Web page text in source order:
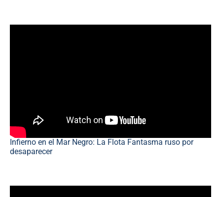
Infierno en el Mar Negro: La Flota Fantasma ruso por
desaparecer